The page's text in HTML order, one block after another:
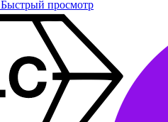
Быстрый просмотр